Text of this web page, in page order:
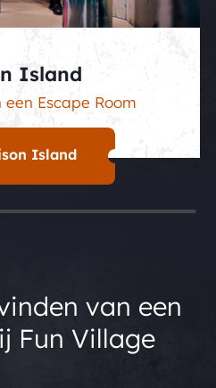
Island
Escape Room
Island
van een
Fun Village